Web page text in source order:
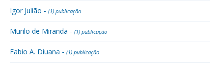
Igor Julião - (1) publicação
Murilo de Miranda - (1) publicação
Fabio A. Diuana - (1) publicação